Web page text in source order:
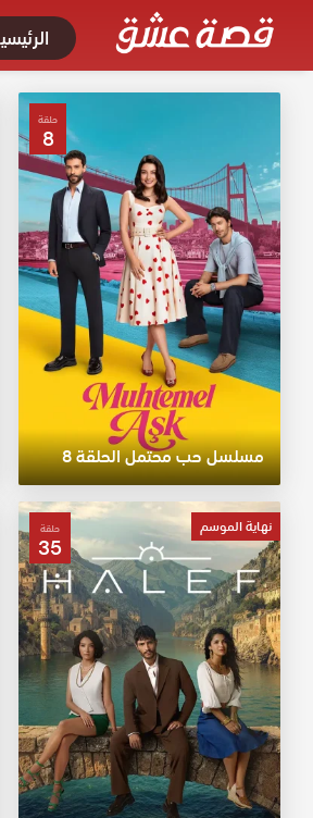
حلقة
8
مسلسل حب محتمل الحلقة 8
نهاية الموسم حلقة
35